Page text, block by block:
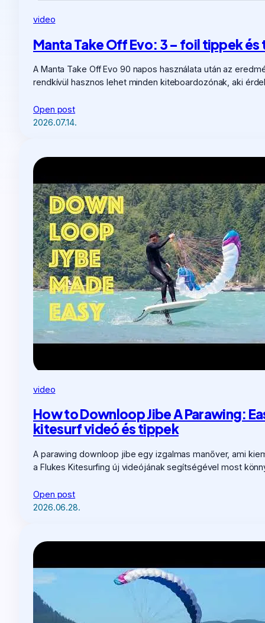
video
Manta Take Off Evo: 3 – foil tippek
A Manta Take Off Evo 90 napos használata után az
rendkívül hasznos lehet minden kiteboardozónak, aki
Open post
2026.07.14.
video
How to Downloop Jibe A Parawing:
kitesurf videó és tippek
A parawing downloop jibe egy izgalmas manőver, ami
a Flukes Kitesurfing új videójának segítségével most
Open post
2026.06.28.